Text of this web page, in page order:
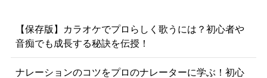
【保存版】カラオケでプロらしく歌うには？初心者や
音痴でも成長する秘訣を伝授！
ナレーションのコツをプロのナレーターに学ぶ！初心